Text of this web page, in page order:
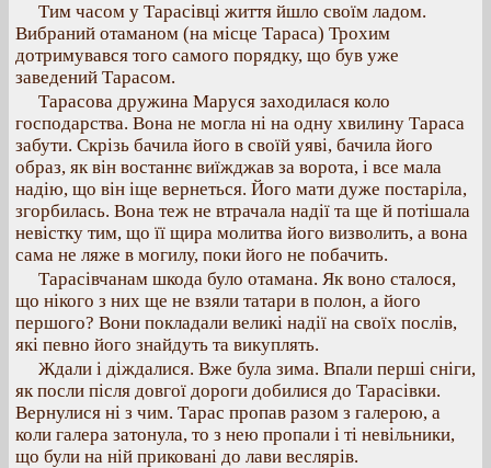
Тим часом у Тарасівці життя йшло своїм ладом.
Вибраний отаманом (на місце Тараса) Трохим
дотримувався того самого порядку, що був уже
заведений Тарасом.
Тарасова дружина Маруся заходилася коло
господарства. Вона не могла ні на одну хвилину Тараса
забути. Скрізь бачила його в своїй уяві, бачила його
образ, як він востаннє виїжджав за ворота, і все мала
надію, що він іще вернеться. Його мати дуже постаріла,
згорбилась. Вона теж не втрачала надії та ще й потішала
невістку тим, що її щира молитва його визволить, а вона
сама не ляже в могилу, поки його не побачить.
Тарасівчанам шкода було отамана. Як воно сталося,
що нікого з них ще не взяли татари в полон, а його
першого? Вони покладали великі надії на своїх послів,
які певно його знайдуть та викуплять.
Ждали і діждалися. Вже була зима. Впали перші сніги,
як посли після довгої дороги добилися до Тарасівки.
Вернулися ні з чим. Тарас пропав разом з галерою, а
коли галера затонула, то з нею пропали і ті невільники,
що були на ній приковані до лави веслярів.